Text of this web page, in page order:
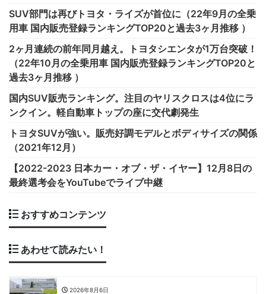
SUV部門は再びトヨタ・ライズが首位に（22年9月の全乗
用車 国内販売登録ランキングTOP20と過去3ヶ月推移 ）
2ヶ月連続の前年同月越え。トヨタシエンタが1万台突破！
（22年10月の全乗用車 国内販売登録ランキングTOP20と
過去3ヶ月推移 ）
国内SUV販売ランキング。注目のヤリスクロスは4位にラ
ンクイン。軽自動車トップの座に交代劇発生
トヨタSUVが強い。販売好調モデルとボディサイズの関係
（2021年12月）
【2022-2023 日本カー・オブ・ザ・イヤー】12月8日の
最終選考会をYouTubeでライブ中継
おすすめコンテンツ
あわせて読みたい！
2026年8月6日